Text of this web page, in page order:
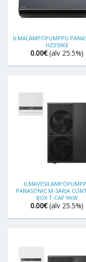
ILMALÄMPÖPUMPPU
HZ35XKE
0.00€ (alv 25.5%)
PANASONIC M-SARJA
BOX T-CAP 9KW
0.00€ (alv 25.5%)